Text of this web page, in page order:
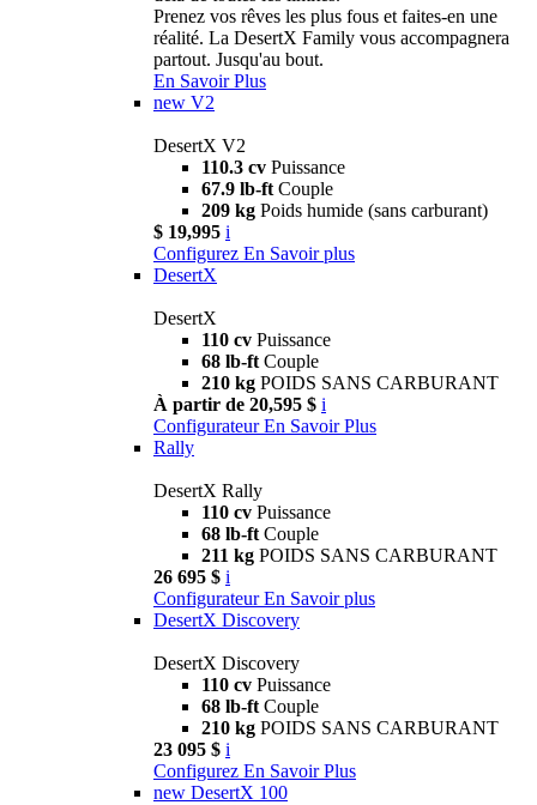
Prenez vos rêves les plus fous et faites-en une
réalité. La DesertX Family vous accompagnera
partout. Jusqu'au bout.
En Savoir Plus
new V2
DesertX V2
110.3 cv Puissance
67.9 lb-ft Couple
209 kg Poids humide (sans carburant)
$ 19,995 i
Configurez En Savoir plus
DesertX
DesertX
110 cv Puissance
68 lb-ft Couple
210 kg POIDS SANS CARBURANT
À partir de 20,595 $ i
Configurateur En Savoir Plus
Rally
DesertX Rally
110 cv Puissance
68 lb-ft Couple
211 kg POIDS SANS CARBURANT
26 695 $ i
Configurateur En Savoir plus
DesertX Discovery
DesertX Discovery
110 cv Puissance
68 lb-ft Couple
210 kg POIDS SANS CARBURANT
23 095 $ i
Configurez En Savoir Plus
new DesertX 100